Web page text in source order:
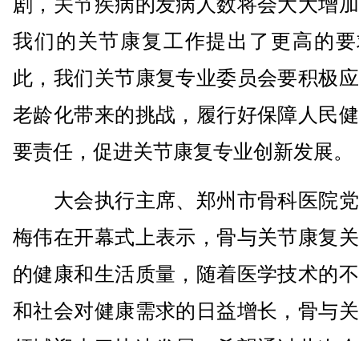
剧，关节疾病的发病人数将会大大增
我们的关节康复工作提出了更高的
此，我们关节康复专业委员会要积极
老龄化带来的挑战，履行好保障人民
要责任，促进关节康复专业创新发展。
大会执行主席、郑州市骨科医院
梅伟在开幕式上表示，骨与关节康复
的健康和生活质量，随着医学技术的
和社会对健康需求的日益增长，骨与